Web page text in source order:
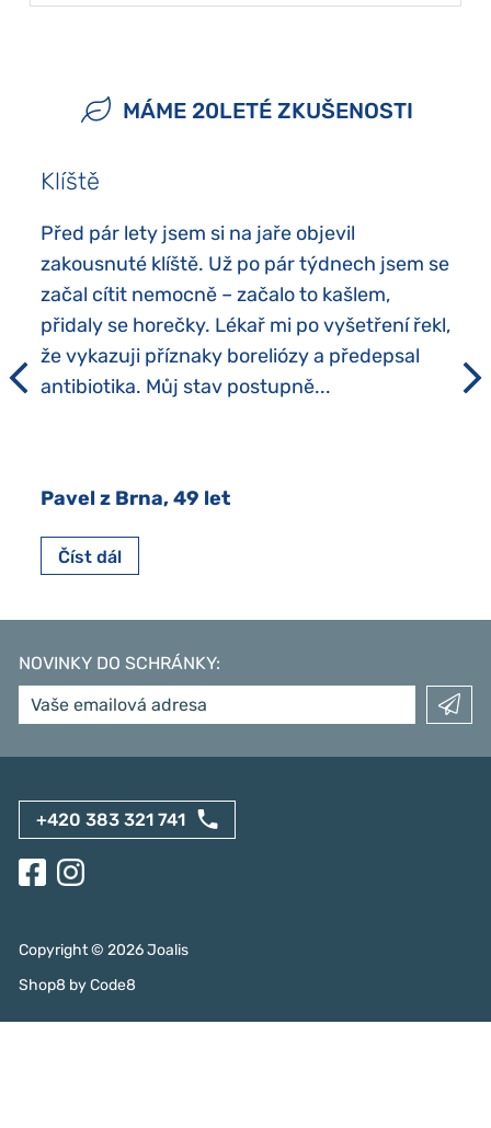
MÁME 20LETÉ ZKUŠENOSTI
Klíště
Před pár lety jsem si na jaře objevil
zakousnuté klíště. Už po pár týdnech jsem se
začal cítit nemocně – začalo to kašlem,
přidaly se horečky. Lékař mi po vyšetření řekl,
že vykazuji příznaky boreliózy a předepsal
antibiotika. Můj stav postupně...
Pavel z Brna, 49 let
Číst dál
NOVINKY DO SCHRÁNKY:
+420 383 321 741
Copyright © 2026Joalis
Shop8 byCode8